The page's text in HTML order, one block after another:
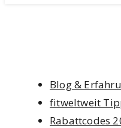
Blog &
fitweltweit
Rabattcodes